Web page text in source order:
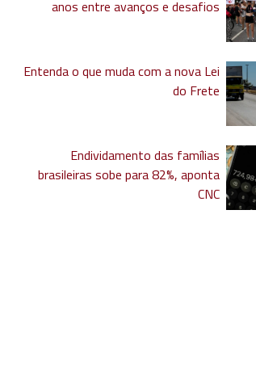
anos entre avanços e desafios
Entenda o que muda com a nova Lei
do Frete
Endividamento das famílias
brasileiras sobe para 82%, aponta
CNC